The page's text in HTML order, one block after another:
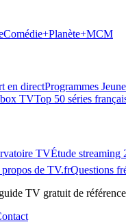
Comédie+Planète+MCM
en directProgrammes
TVTop 50 séries
TVÉtude streaming
de TV.frQuestions
TV gratuit de